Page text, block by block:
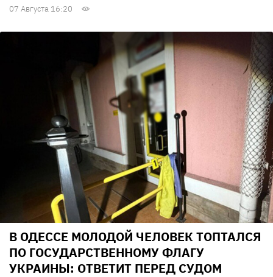
07 Августа 16:20
В ОДЕССЕ МОЛОДОЙ ЧЕЛОВЕК ТОПТАЛСЯ
ПО ГОСУДАРСТВЕННОМУ ФЛАГУ
УКРАИНЫ: ОТВЕТИТ ПЕРЕД СУДОМ